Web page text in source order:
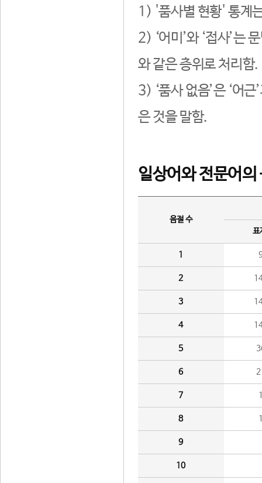
1) '품사별 현황' 통계
2) ‘어미’와 ‘접사’는
와 같은 층위로 처리함.
3) ‘품사 없음’은 ‘어
은 것을 말함.
일상어와 전문어의
음절 수
표
1
2
3
4
5
6
7
8
9
10